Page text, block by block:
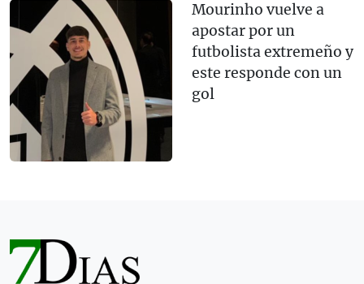
Mourinho vuelve a
apostar por un
futbolista extremeño y
este responde con un
gol